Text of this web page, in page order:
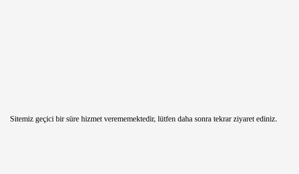
Sitemiz geçici bir süre hizmet verememektedir, lütfen daha sonra tekrar ziyaret ediniz.